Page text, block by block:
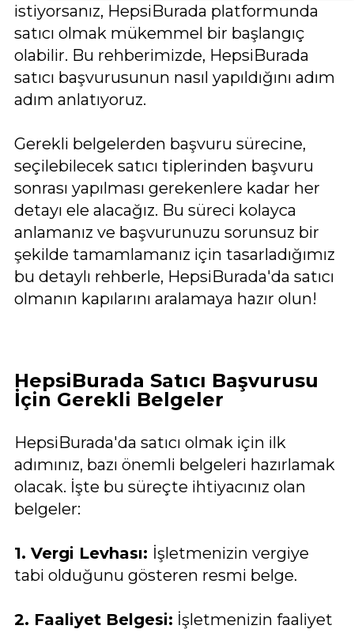
istiyorsanız, HepsiBurada platformunda
satıcı olmak mükemmel bir başlangıç
olabilir. Bu rehberimizde, HepsiBurada
satıcı başvurusunun nasıl yapıldığını adım
adım anlatıyoruz.
Gerekli belgelerden başvuru sürecine,
seçilebilecek satıcı tiplerinden başvuru
sonrası yapılması gerekenlere kadar her
detayı ele alacağız. Bu süreci kolayca
anlamanız ve başvurunuzu sorunsuz bir
şekilde tamamlamanız için tasarladığımız
bu detaylı rehberle, HepsiBurada'da satıcı
olmanın kapılarını aralamaya hazır olun!
HepsiBurada Satıcı Başvurusu
İçin Gerekli Belgeler
HepsiBurada'da satıcı olmak için ilk
adımınız, bazı önemli belgeleri hazırlamak
olacak. İşte bu süreçte ihtiyacınız olan
belgeler:
1. Vergi Levhası: İşletmenizin vergiye
tabi olduğunu gösteren resmi belge.
2. Faaliyet Belgesi: İşletmenizin faaliyet